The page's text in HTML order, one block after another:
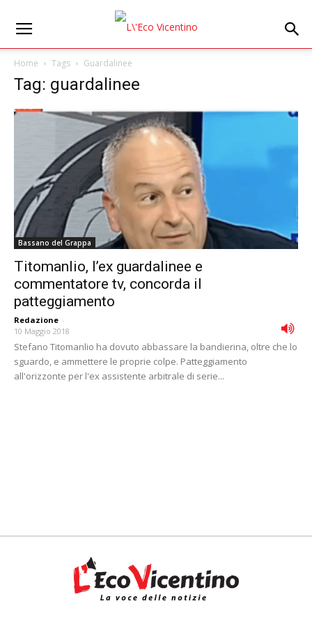
Home Tags Guardalinee
Tag: guardalinee
Bassano del Grappa
Titomanlio, l’ex guardalinee e
commentatore tv, concorda il
patteggiamento
Redazione -
10 Maggio 2018
Stefano Titomanlio ha dovuto abbassare la bandierina, oltre che lo
sguardo, e ammettere le proprie colpe. Patteggiamento
all'orizzonte per l'ex assistente arbitrale di serie...